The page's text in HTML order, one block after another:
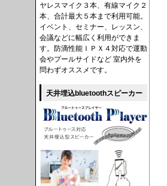
ヤレスマイク３本、有線マイク２
本、合計最大５本まで利用可能。
イベント、セミナー、レッスン、
会議などに幅広く利用ができま
す。防滴性能ＩＰＸ４対応で運動
会やプールサイドなど 室内外を
問わずオススメです。
天井埋込bluetoothスピーカー